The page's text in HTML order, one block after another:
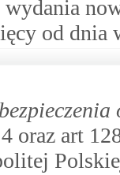
od dnia
oraz art